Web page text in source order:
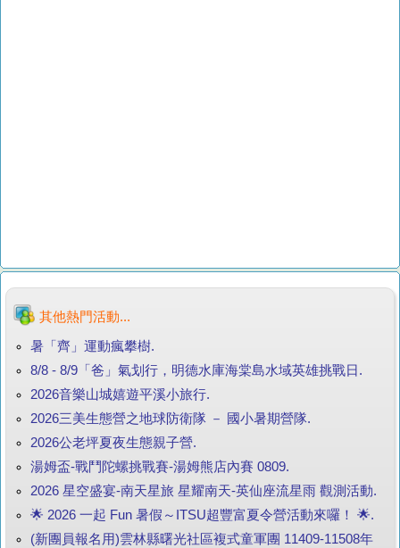
其他熱門活動...
暑「齊」運動瘋攀樹.
8/8 - 8/9「爸」氣划行，明德水庫海棠島水域英雄挑戰日.
2026音樂山城嬉遊平溪小旅行.
2026三美生態營之地球防衛隊 － 國小暑期營隊.
2026公老坪夏夜生態親子營.
湯姆盃-戰鬥陀螺挑戰賽-湯姆熊店內賽 0809.
2026 星空盛宴-南天星旅 星耀南天-英仙座流星雨 觀測活動.
🌟 2026 一起 Fun 暑假～ITSU超豐富夏令營活動來囉！ 🌟.
(新團員報名用)雲林縣曙光社區複式童軍團 11409-11508年